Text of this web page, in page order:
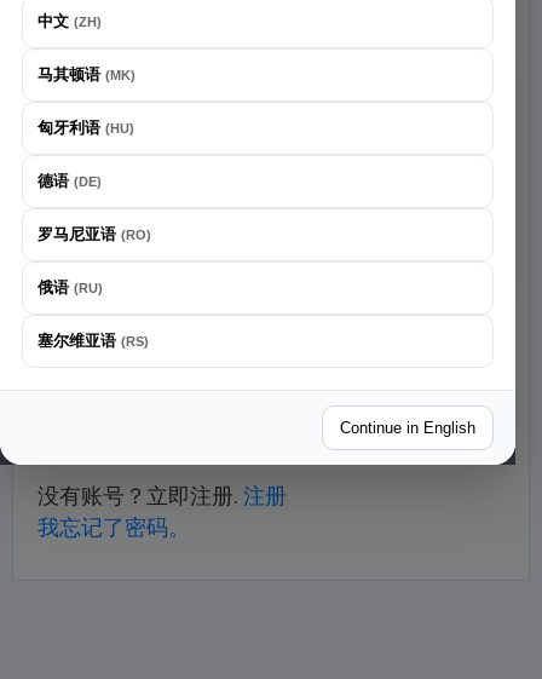
中文 (ZH)
马其顿语 (MK)
匈牙利语 (HU)
德语 (DE)
罗马尼亚语 (RO)
俄语 (RU)
塞尔维亚语 (RS)
Continue in English
密码必须至少包含8个字符。
注册
我同意使用条款、隐私声明，并确认我已阅读上述条款
且已年满18岁。
或
Telegram login is not configured.
没有账号？立即注册. 注册
我忘记了密码。
下载我们的应用